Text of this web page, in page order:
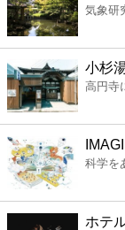
コンビニ
薬局
スーパー
エンタメ
レジャー
気象研
小杉
高円寺
科学を
ホテ